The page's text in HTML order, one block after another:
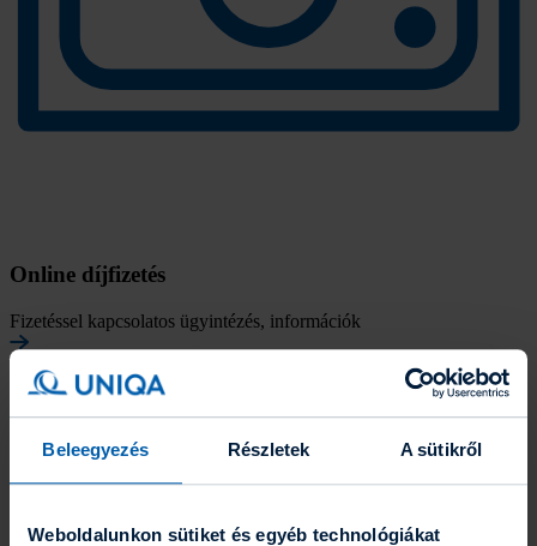
Beleegyezés Részletek A sütikről
Weboldalunkon sütiket és egyéb technológiákat
Online díjfizetés
Fizetéssel kapcsolatos ügyintézés, információk
Kössön biztosítást az UNIQA-nál!